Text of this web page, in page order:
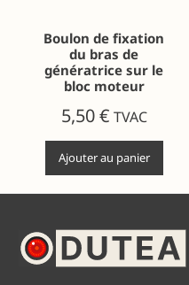
Boulon de fixation
du bras de
génératrice sur le
bloc moteur
5,50€ TVAC
Ajouter au panier